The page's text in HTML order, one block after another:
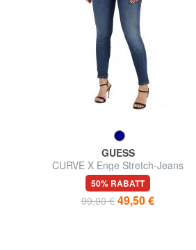
GUESS
CURVE X Enge Stretch-Jeans
50% RABATT
99,00 € 49,50 €